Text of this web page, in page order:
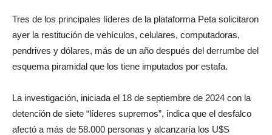
Tres de los principales líderes de la plataforma Peta solicitaron
ayer la restitución de vehículos, celulares, computadoras,
pendrives y dólares, más de un año después del derrumbe del
esquema piramidal que los tiene imputados por estafa.
La investigación, iniciada el 18 de septiembre de 2024 con la
detención de siete “líderes supremos”, indica que el desfalco
afectó a más de 58.000 personas y alcanzaría los U$S